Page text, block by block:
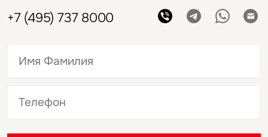
+7 (495) 737 8000